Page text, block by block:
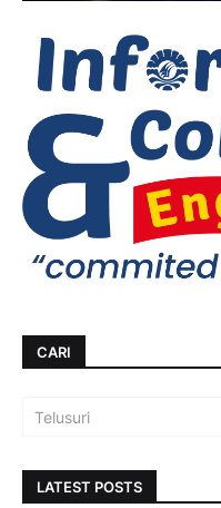
CARI
LATEST POSTS